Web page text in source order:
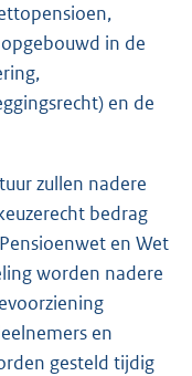
in de
en de
zullen nadere
bedrag
en Wet
worden nadere
en
gesteld tijdig